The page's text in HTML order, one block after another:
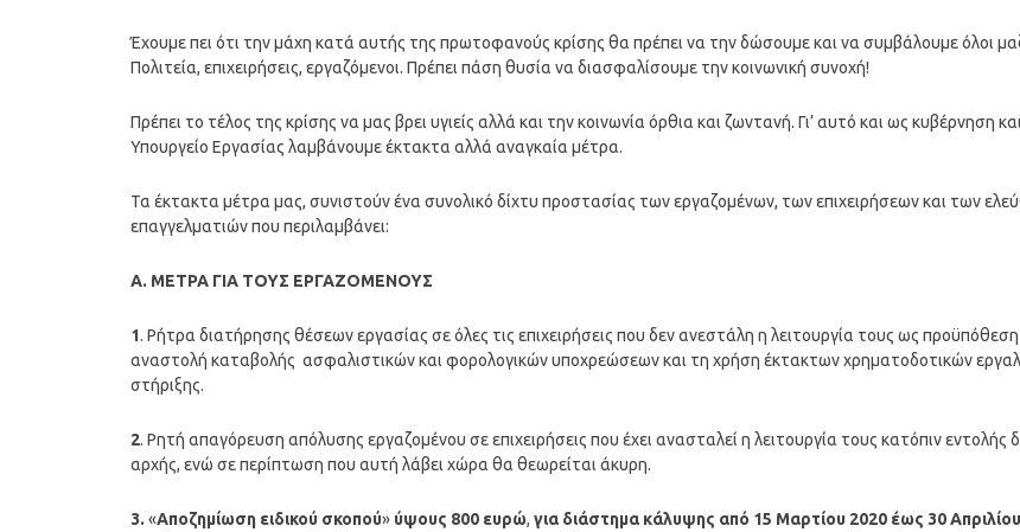
Έχουμε πει ότι την μάχη κατά αυτής της πρωτοφανούς κρίσης θα πρέπει να την δώσουμε και να συμβάλουμε όλοι
Πολιτεία, επιχειρήσεις, εργαζόμενοι. Πρέπει πάση θυσία να διασφαλίσουμε την κοινωνική συνοχή!
Πρέπει το τέλος της κρίσης να μας βρει υγιείς αλλά και την κοινωνία όρθια και ζωντανή. Γι’ αυτό και ως κυβέρνηση και
Υπουργείο Εργασίας λαμβάνουμε έκτακτα αλλά αναγκαία μέτρα.
Τα έκτακτα μέτρα μας, συνιστούν ένα συνολικό δίχτυ προστασίας των εργαζομένων, των επιχειρήσεων και των
επαγγελματιών που περιλαμβάνει:
Α. ΜΕΤΡΑ ΓΙΑ ΤΟΥΣ ΕΡΓΑΖΟΜΕΝΟΥΣ
1. Ρήτρα διατήρησης θέσεων εργασίας σε όλες τις επιχειρήσεις που δεν ανεστάλη η λειτουργία τους ως προϋπόθεση
αναστολή καταβολής ασφαλιστικών και φορολογικών υποχρεώσεων και τη χρήση έκτακτων χρηματοδοτικών
στήριξης.
2. Ρητή απαγόρευση απόλυσης εργαζομένου σε επιχειρήσεις που έχει ανασταλεί η λειτουργία τους κατόπιν εντολής
αρχής, ενώ σε περίπτωση που αυτή λάβει χώρα θα θεωρείται άκυρη.
3. «Αποζημίωση ειδικού σκοπού» ύψους 800 ευρώ, για διάστημα κάλυψης από 15 Μαρτίου 2020 έως 30